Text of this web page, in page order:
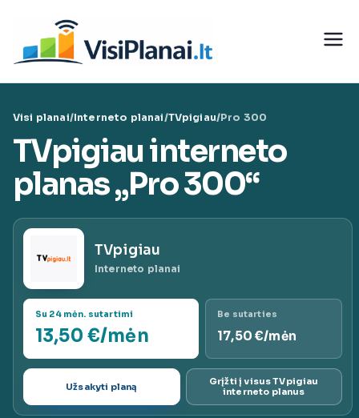
turinio
teleko
munika
cijų
paslaug
|
VisiPlan
ai.lt
Visi planai/Interneto planai/TVpigiau/Pro 300
TVpigiau interneto
planas „Pro 300“
TVpigiau
Interneto planai
Su 24 mėn. sutartimi
13,50 €/mėn
Be sutarties
17,50 €/mėn
Užsakyti planą
Grįžti į visus TVpigiau
interneto planus